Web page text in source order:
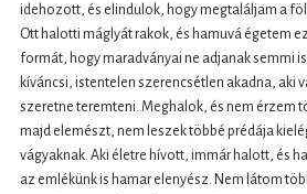
idehozott, és elindulok, hogy megtaláljam a
Ott halotti máglyát rakok, és hamuvá égetem
formát, hogy maradványai ne adjanak semmi
kíváncsi, istentelen szerencsétlen akadna, aki
szeretne teremteni. Meghalok, és nem érzem
majd elemészt, nem leszek többé prédája
vágyaknak. Aki életre hívott, immár halott, és
az emlékünk is hamar elenyész. Nem látom